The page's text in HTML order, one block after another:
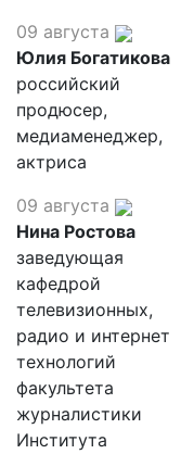
09 августа
Юлия Богатикова
российский
продюсер,
медиаменеджер,
актриса
09 августа
Нина Ростова
заведующая
кафедрой
телевизионных,
радио и интернет
технологий
факультета
журналистики
Института